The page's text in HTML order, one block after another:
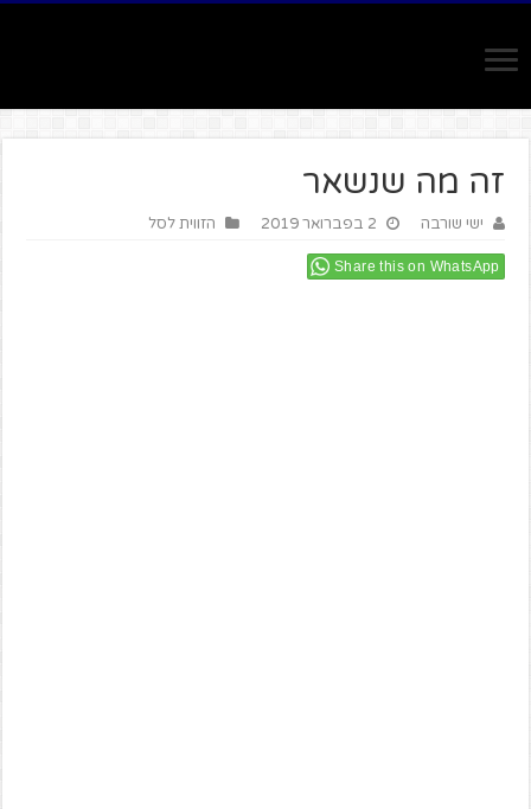
זה מה שנשאר
ישי שורבה 2 בפברואר 2019 הזווית לסל
Share this on WhatsApp